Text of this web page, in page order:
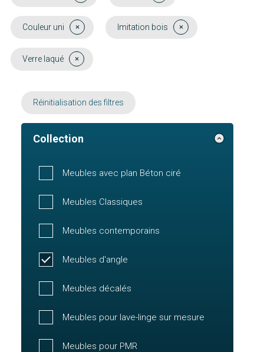
Couleur uni Imitation bois
Verre laqué
Réinitialisation des filtres
Collection
Meubles avec plan Béton ciré
Meubles Classiques
Meubles contemporains
Meubles d'angle
Meubles décalés
Meubles pour lave-linge sur mesure
Meubles pour PMR